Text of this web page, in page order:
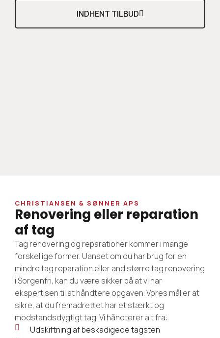
INDHENT TILBUD
CHRISTIANSEN & SØNNER APS
Renovering eller reparation
af tag
Tag renovering og reparationer kommer i mange
forskellige former. Uanset om du har brug for en
mindre tag reparation eller and større tag renovering
i Sorgenfri, kan du være sikker på at vi har
ekspertisen til at håndtere opgaven. Vores mål er at
sikre, at du fremadrettet har et stærkt og
modstandsdygtigt tag. Vi håndterer alt fra:
Udskiftning af beskadigede tagsten